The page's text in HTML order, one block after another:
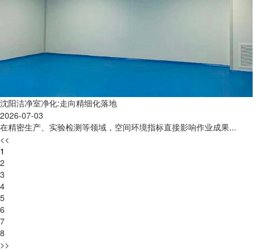
沈阳洁净室净化:走向精细化落地
2026-07-03
在精密生产、实验检测等领域，空间环境指标直接影响作业成果...
<<
1
2
3
4
5
6
7
8
>>